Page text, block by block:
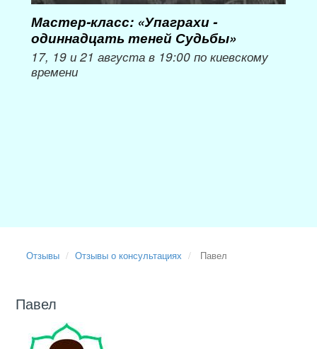
Мастер-класс: «Упаграхи -
одиннадцать теней Судьбы»
17, 19 и 21 августа в 19:00 по киевскому
времени
Отзывы Отзывы о консультациях Павел
Павел